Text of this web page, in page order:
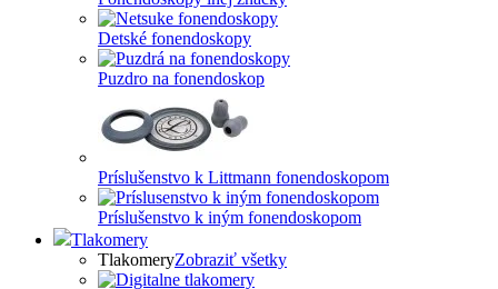
Detské fonendoskopy
Puzdro na fonendoskop
Príslušenstvo k Littmann fonendoskopom
Príslušenstvo k iným fonendoskopom
Tlakomery
TlakomeryZobraziť všetky